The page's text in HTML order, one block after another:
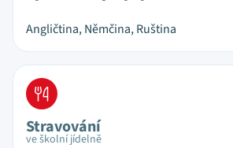
Angličtina, Němčina, Ruština
Stravování
ve školní jídelně